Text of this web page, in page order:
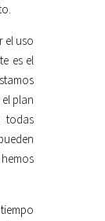
el uso
es el
plan
todas